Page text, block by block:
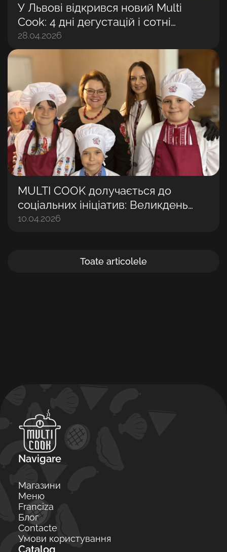
У Львові відкрився новий Multi
Cook: 4 дні дегустацій і сотні
задоволених гостей
28.04.2026
MULTI COOK долучається до
соціальних ініціатив: Великдень
разом із дітьми
10.04.2026
Toate articolele
Navigare
Магазини
Меню
Franciza
Блог
Contacte
Умови користування
Catalog